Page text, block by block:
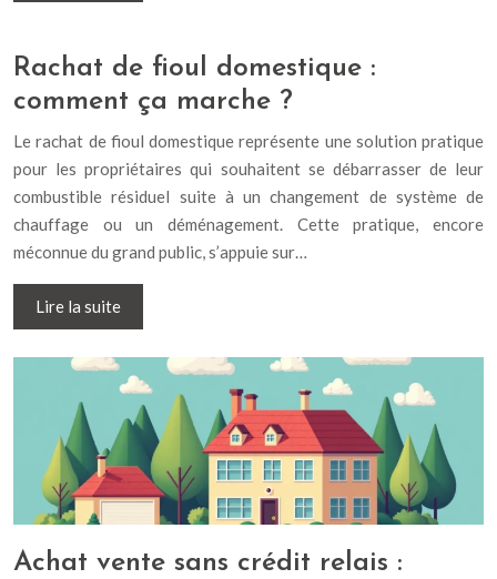
Rachat de fioul domestique :
comment ça marche ?
Le rachat de fioul domestique représente une solution pratique
pour les propriétaires qui souhaitent se débarrasser de leur
combustible résiduel suite à un changement de système de
chauffage ou un déménagement. Cette pratique, encore
méconnue du grand public, s’appuie sur…
Lire la suite
Achat vente sans crédit relais :